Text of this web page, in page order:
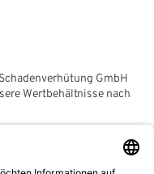
GmbH
Wertbehältnisse nach